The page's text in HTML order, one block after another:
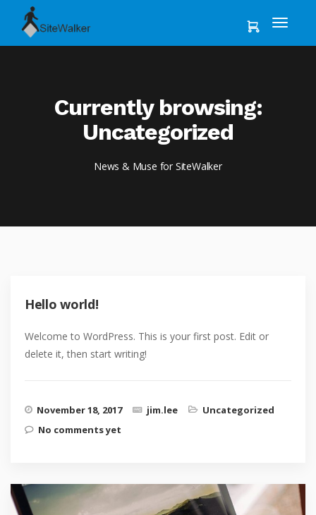
Currently browsing:
Uncategorized
News & Muse for SiteWalker
Hello world!
Welcome to WordPress. This is your first post. Edit or
delete it, then start writing!
November 18, 2017 jim.lee
Uncategorized
No comments yet